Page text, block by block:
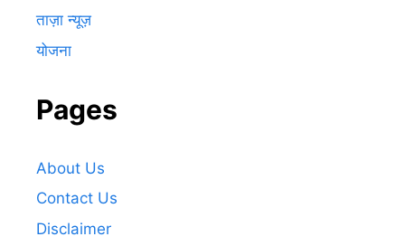
ताज़ा न्यूज़
योजना
Pages
About Us
Contact Us
Disclaimer